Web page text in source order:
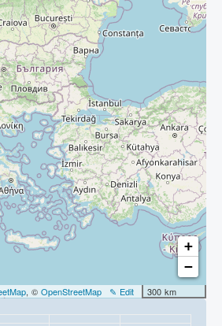
+
−
300 km
✎ Edit
, © OpenStreetMap